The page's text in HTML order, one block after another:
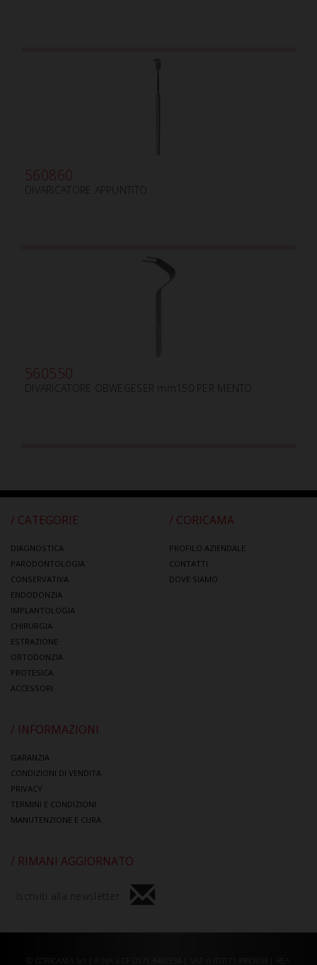
560860
DIVARICATORE APPUNTITO
560550
DIVARICATORE OBWEGESER mm150 PER MENTO
/ CATEGORIE
DIAGNOSTICA
PARODONTOLOGIA
CONSERVATIVA
ENDODONZIA
IMPLANTOLOGIA
CHIRURGIA
ESTRAZIONE
ORTODONZIA
PROTESICA
ACCESSORI
/ CORICAMA
PROFILO AZIENDALE
CONTATTI
DOVE SIAMO
/ INFORMAZIONI
GARANZIA
CONDIZIONI DI VENDITA
PRIVACY
TERMINI E CONDIZIONI
MANUTENZIONE E CURA
/ RIMANI AGGIORNATO
Iscriviti alla newsletter
© CORICAMA Srl | P.IVA e CF 01713980934 | VAT n.IT01713980934 | REA